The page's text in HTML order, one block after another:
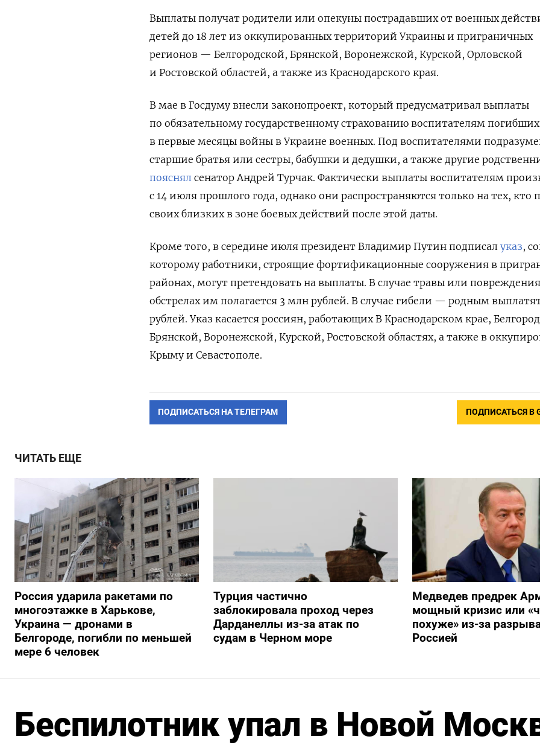
Выплаты получат родители или опекуны пострадавших от военных
детей до 18 лет из оккупированных территорий Украины и приграничных
регионов — Белгородской, Брянской, Воронежской, Курской, Орловской
и Ростовской областей, а также из Краснодарского края.
В мае в Госдуму внесли законопроект, который предусматривал выплаты
по обязательному государственному страхованию воспитателям погибших
в первые месяцы войны в Украине военных. Под воспитателями
старшие братья или сестры, бабушки и дедушки, а также другие
пояснял сенатор Андрей Турчак. Фактически выплаты воспитателям
с 14 июля прошлого года, однако они распространяются только на тех, кто
своих близких в зоне боевых действий после этой даты.
Кроме того, в середине июля президент Владимир Путин подписал указ,
которому работники, строящие фортификационные сооружения в
районах, могут претендовать на выплаты. В случае травы или
обстрелах им полагается 3 млн рублей. В случае гибели — родным
рублей. Указ касается россиян, работающих В Краснодарском крае,
Брянской, Воронежской, Курской, Ростовской областях, а также в
Крыму и Севастополе.
ПОДПИСАТЬСЯ НА ТЕЛЕГРАМ ПОДПИСАТЬСЯ В
ЧИТАТЬ ЕЩЕ
Россия ударила ракетами по
многоэтажке в Харькове,
Украина — дронами в
Белгороде, погибли по меньшей
мере 6 человек
Турция частично
заблокировала проход через
Дарданеллы из-за атак по
судам в Черном море
Медведев предрек
мощный кризис или
похуже» из-за
Россией
Беспилотник упал в Новой